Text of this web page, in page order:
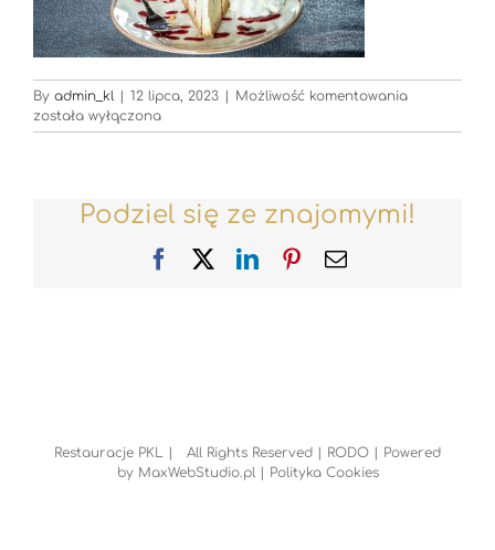
By admin_kl | 12 lipca, 2023 | Możliwość komentowania
została wyłączona
Podziel się ze znajomymi!
FacebookLinkedInPinterest
Email
Restauracje PKL | All Rights Reserved | RODO | Powered
by MaxWebStudio.pl| Polityka Cookies